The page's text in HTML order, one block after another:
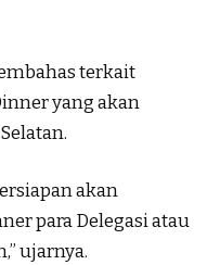
terkait
yang akan
akan
para Delegasi atau
ujarnya.